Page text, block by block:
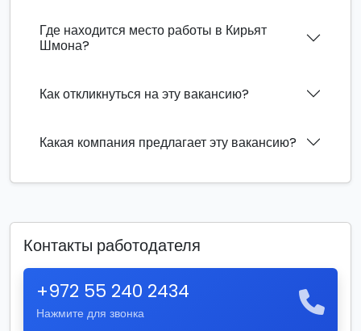
Где находится место работы в Кирьят
Шмона?
Как откликнуться на эту вакансию?
Какая компания предлагает эту вакансию?
Контакты работодателя
+972 55 240 2434
Нажмите для звонка